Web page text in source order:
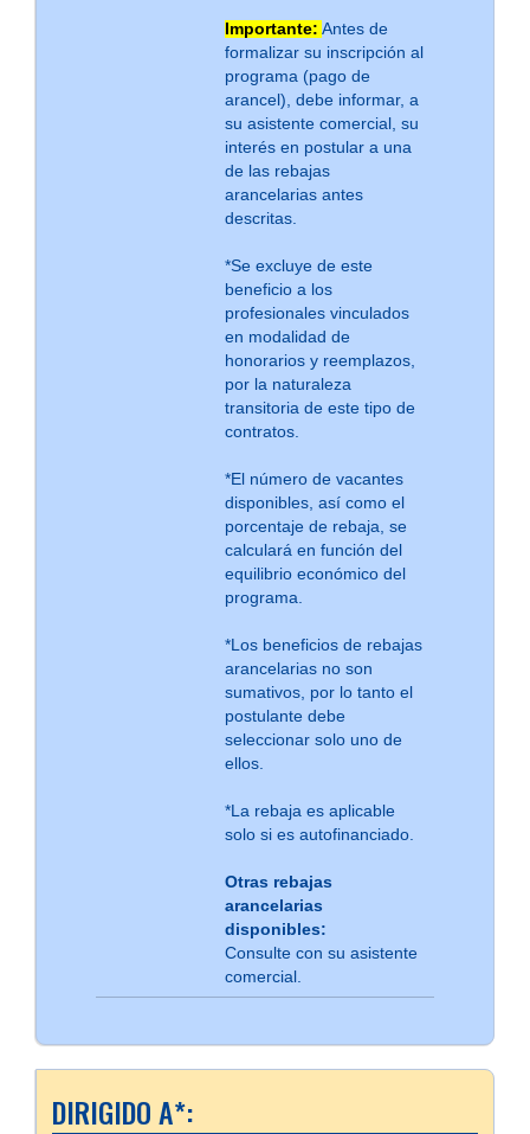
Importante: Antes de
formalizar su inscripción al
programa (pago de
arancel), debe informar, a
su asistente comercial, su
interés en postular a una
de las rebajas
arancelarias antes
descritas.
*Se excluye de este
beneficio a los
profesionales vinculados
en modalidad de
honorarios y reemplazos,
por la naturaleza
transitoria de este tipo de
contratos.
*El número de vacantes
disponibles, así como el
porcentaje de rebaja, se
calculará en función del
equilibrio económico del
programa.
*Los beneficios de rebajas
arancelarias no son
sumativos, por lo tanto el
postulante debe
seleccionar solo uno de
ellos.
*La rebaja es aplicable
solo si es autofinanciado.
Otras rebajas
arancelarias
disponibles:
Consulte con su asistente
comercial.
DIRIGIDO A*: